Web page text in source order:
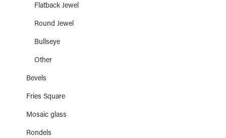
Flatback Jewel
Round Jewel
Bullseye
Other
Bevels
Fries Square
Mosaic glass
Rondels